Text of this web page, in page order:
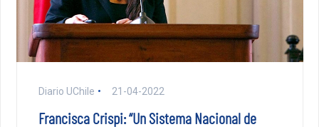
Diario UChile 21-04-2022
Francisca Crispi: “Un Sistema Nacional de